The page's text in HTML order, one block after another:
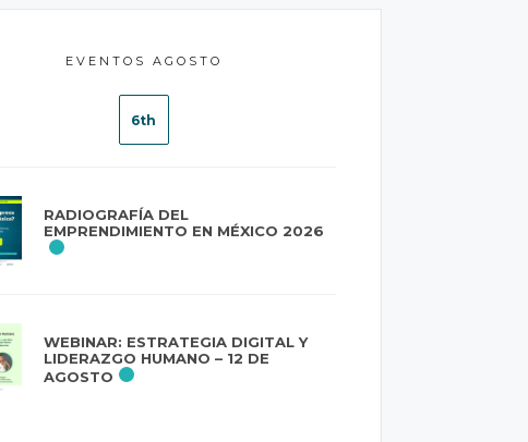
EVENTOS AGOSTO
6th
RADIOGRAFÍA DEL
EMPRENDIMIENTO EN MÉXICO 2026
WEBINAR: ESTRATEGIA DIGITAL Y
LIDERAZGO HUMANO – 12 DE
AGOSTO